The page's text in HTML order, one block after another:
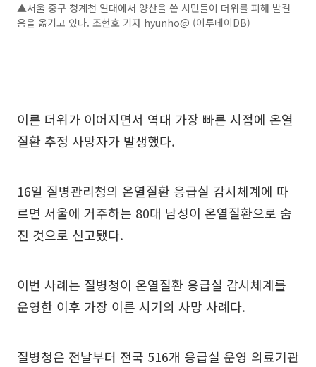
▲서울 중구 청계천 일대에서 양산을 쓴 시민들이 더위를 피해 발걸
음을 옮기고 있다. 조현호 기자 hyunho@ (이투데이DB)
이른 더위가 이어지면서 역대 가장 빠른 시점에 온열
질환 추정 사망자가 발생했다.
16일 질병관리청의 온열질환 응급실 감시체계에 따
르면 서울에 거주하는 80대 남성이 온열질환으로 숨
진 것으로 신고됐다.
이번 사례는 질병청이 온열질환 응급실 감시체계를
운영한 이후 가장 이른 시기의 사망 사례다.
질병청은 전날부터 전국 516개 응급실 운영 의료기관